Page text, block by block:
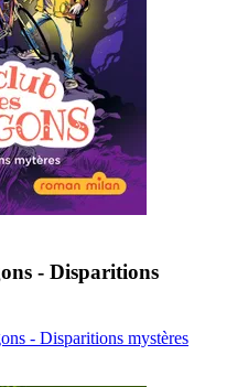
- Disparitions
- Disparitions mystères